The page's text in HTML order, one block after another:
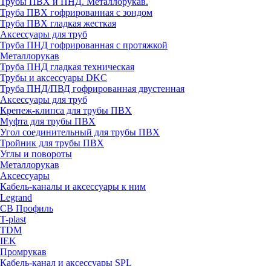
Труба ПВХ гофрированная с зондом
Труба ПВХ гладкая жесткая
Аксессуары для труб
Труба ПНД гофрированная с протяжкой
Металлорукав
Труба ПНД гладкая техническая
Трубы и аксессуары DKC
Труба ПНД/ПВД гофрированная двустенная
Аксессуары для труб
Крепеж-клипса для трубы ПВХ
Муфта для трубы ПВХ
Угол соединительный для трубы ПВХ
Тройник для трубы ПВХ
Углы и повороты
Металлорукав
Аксессуары
Кабель-каналы и аксессуары к ним
Legrand
СВ Профиль
T-plast
TDM
IEK
Промрукав
Кабель-канал и аксессуары SPL